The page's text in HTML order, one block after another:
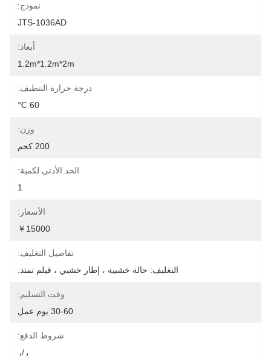
نموذج:
JTS-1036AD
أبعاد:
1.2m*1.2m*2m
درجة حرارة التنظيف:
60 ℃
وزن:
200 كجم
الحد الأدنى لكمية:
1
الأسعار:
￥15000
تفاصيل التغليف:
التغليف: حالة خشبية ، إطار خشبي ، فيلم تمتد.
وقت التسليم:
30-60 يوم عمل
شروط الدفع:
ر/ر